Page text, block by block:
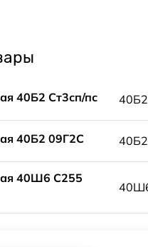
40Б2 Ст3сп/пс 40Б2
40Б2 09Г2С 40Б2
40Ш6 С255